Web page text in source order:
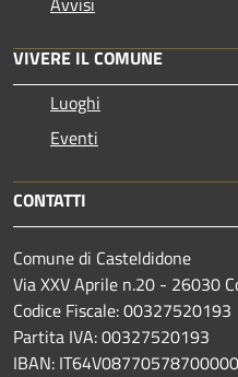
VIVERE IL COMUNE
Luoghi
Eventi
CONTATTI
Comune di Casteldidone
Via XXV Aprile n.20 - 26030
Codice Fiscale: 00327520193
Partita IVA: 00327520193
IBAN: